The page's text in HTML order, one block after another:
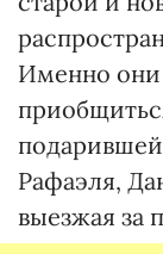
Именно
Рафаэля,
выезжая за